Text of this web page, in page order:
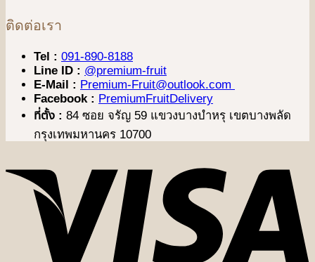
ติดต่อเรา
Tel : 091-890-8188
Line ID : @premium-fruit
E-Mail : Premium-Fruit@outlook.com
Facebook : PremiumFruitDelivery
ที่ตั้ง : 84 ซอย จรัญ 59 แขวงบางบำหรุ เขตบางพลัด
กรุงเทพมหานคร 10700